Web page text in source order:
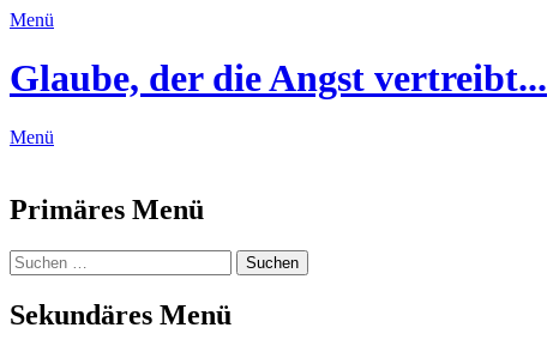
Menü
Glaube, der die Angst vertreibt...
Menü
Primäres Menü
Zum
Inhalt
springen
Suchen
Suchen
nach:
Sekundäres Menü